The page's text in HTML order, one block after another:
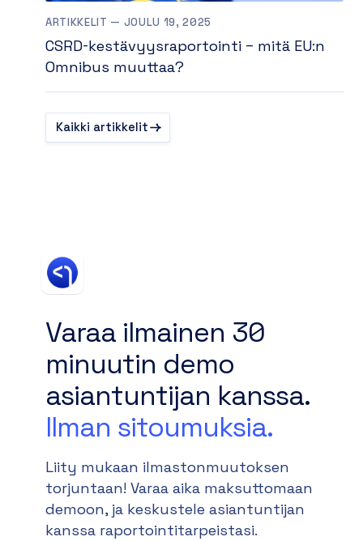
ARTIKKELIT — JOULU 19, 2025
CSRD-kestävyysraportointi – mitä EU:n
Omnibus muuttaa?
Kaikki artikkelit
Varaa ilmainen 30
minuutin demo
asiantuntijan kanssa.
Ilman sitoumuksia.
Liity mukaan ilmastonmuutoksen
torjuntaan! Varaa aika maksuttomaan
demoon, ja keskustele asiantuntijan
kanssa raportointitarpeistasi.